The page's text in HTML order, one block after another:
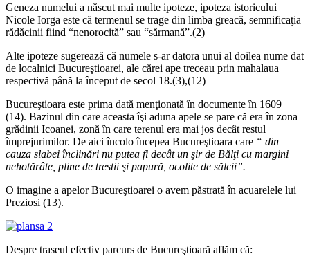
Geneza numelui a născut mai multe ipoteze, ipoteza istoricului
Nicole Iorga este că termenul se trage din limba greacă, semnificaţia
rădăcinii fiind “nenorocită” sau “sărmană”.(2)
Alte ipoteze sugerează că numele s-ar datora unui al doilea nume dat
de localnici Bucureştioarei, ale cărei ape treceau prin mahalaua
respectivă până la început de secol 18.(3),(12)
Bucureştioara este prima dată menţionată în documente în 1609
(14). Bazinul din care aceasta îşi aduna apele se pare că era în zona
grădinii Icoanei, zonă în care terenul era mai jos decât restul
împrejurimilor. De aici încolo începea Bucureştioara care “ din
cauza slabei înclinări nu putea fi decât un şir de Bălţi cu margini
nehotărâte, pline de trestii şi papură, ocolite de sălcii”.
O imagine a apelor Bucureştioarei o avem păstrată în acuarelele lui
Preziosi (13).
Despre traseul efectiv parcurs de Bucureştioară aflăm că: